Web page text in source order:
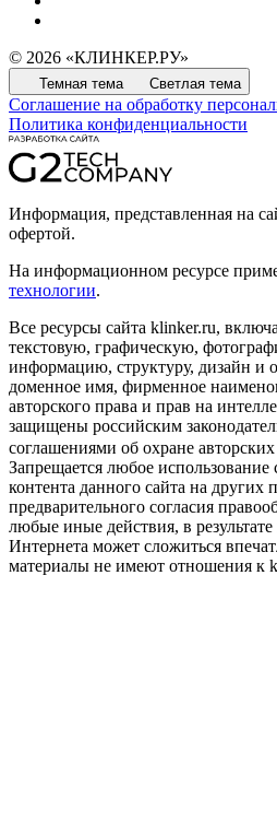
© 2026 «КЛИНКЕР.РУ»
Темная тема Светлая тема
Соглашение на обработку
Политика конфиденциальности
Информация, представленная на
офертой.
На информационном ресурсе
технологии.
Все ресурсы сайта klinker.ru,
текстовую, графическую,
информацию, структуру, дизайн и
доменное имя, фирменное
авторского права и прав на
защищены российским
соглашениями об охране
Запрещается любое
контента данного сайта на других
предварительного согласия
любые иные действия, в
Интернета может сложиться
материалы не имеют отношения к